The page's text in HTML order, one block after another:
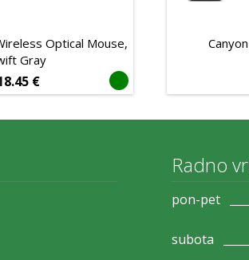
Optical Mouse,
Gray
€
Radno
pon-pet
subota